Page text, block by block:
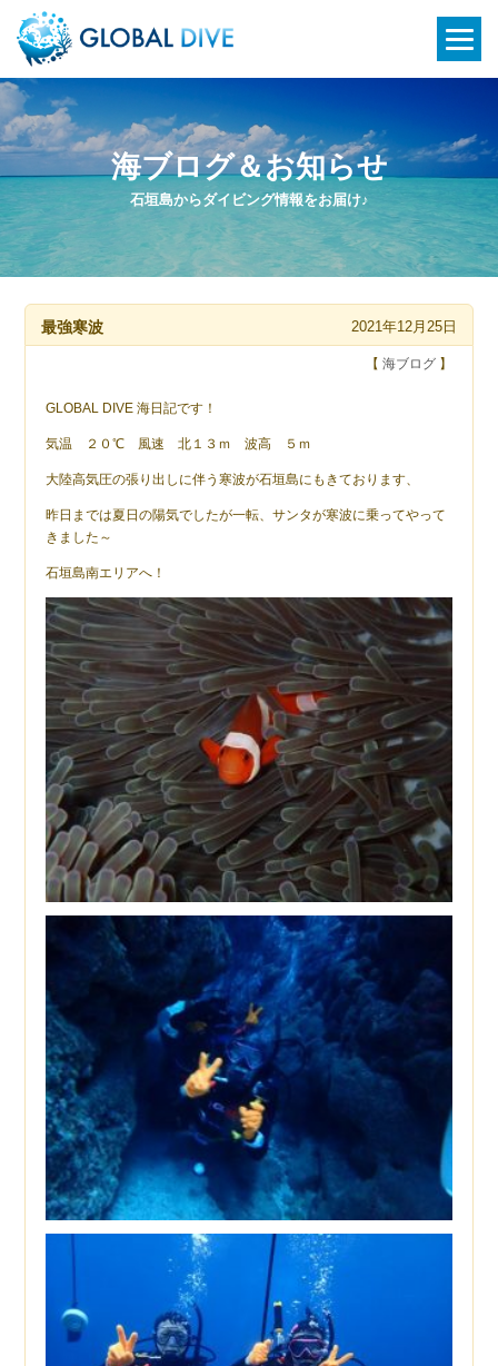
石垣島からダイビング情報をお届け♪
海ブログ＆お知らせ
最強寒波 2021年12月25日
【 海ブログ】
GLOBAL DIVE 海日記です！
気温 ２０℃ 風速 北１３ｍ 波高 ５ｍ
大陸高気圧の張り出しに伴う寒波が石垣島にもきております、
昨日までは夏日の陽気でしたが一転、サンタが寒波に乗ってやって
きました～
石垣島南エリアへ！